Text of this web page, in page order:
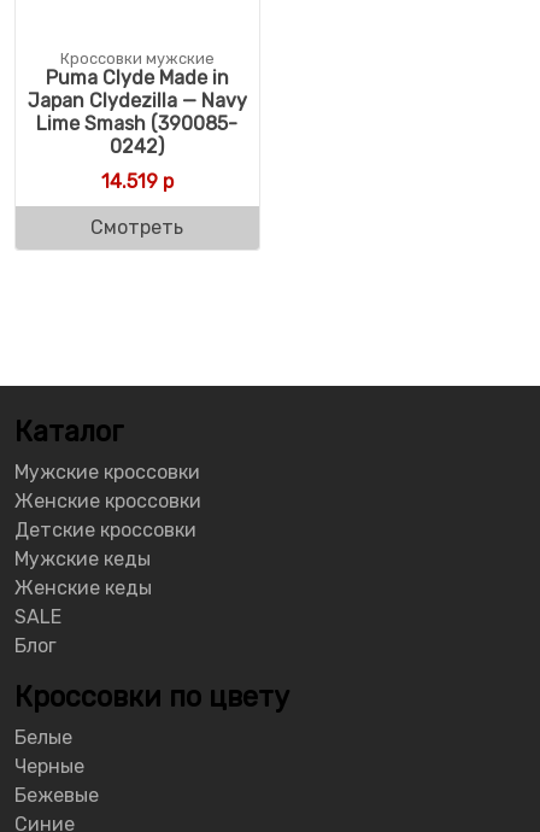
Кроссовки мужские
Puma Clyde Made in
Japan Clydezilla — Navy
Lime Smash (390085-
0242)
14.519р
Смотреть
Каталог
Мужские кроссовки
Женские кроссовки
Детские кроссовки
Мужские кеды
Женские кеды
SALE
Блог
Кроссовки по цвету
Белые
Черные
Бежевые
Синие